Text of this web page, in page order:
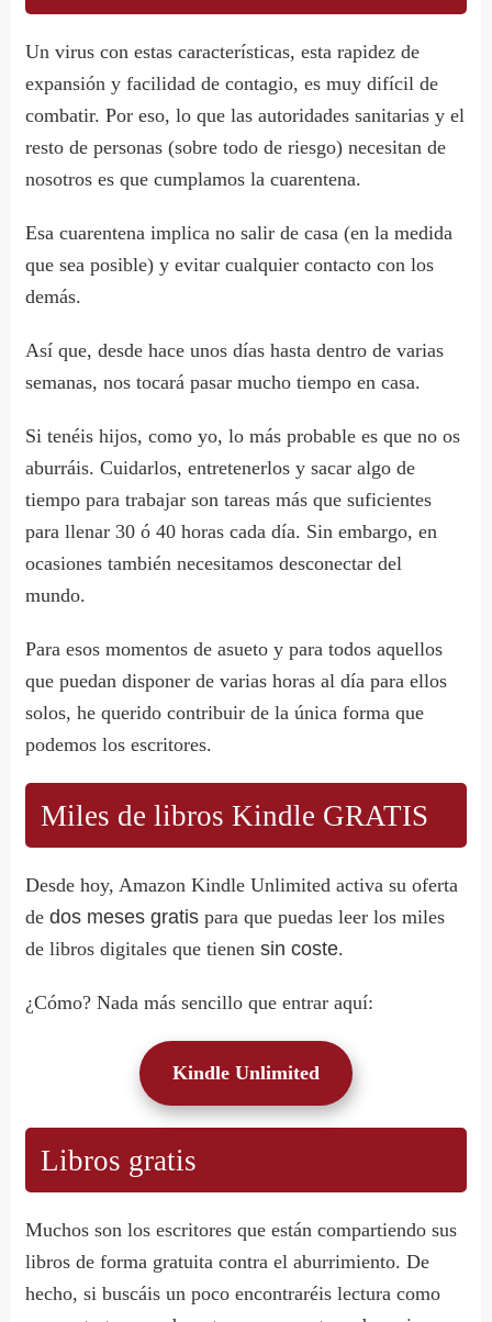
Un virus con estas características, esta rapidez de
expansión y facilidad de contagio, es muy difícil de
combatir. Por eso, lo que las autoridades sanitarias y el
resto de personas (sobre todo de riesgo) necesitan de
nosotros es que cumplamos la cuarentena.
Esa cuarentena implica no salir de casa (en la medida
que sea posible) y evitar cualquier contacto con los
demás.
Así que, desde hace unos días hasta dentro de varias
semanas, nos tocará pasar mucho tiempo en casa.
Si tenéis hijos, como yo, lo más probable es que no os
aburráis. Cuidarlos, entretenerlos y sacar algo de
tiempo para trabajar son tareas más que suficientes
para llenar 30 ó 40 horas cada día. Sin embargo, en
ocasiones también necesitamos desconectar del
mundo.
Para esos momentos de asueto y para todos aquellos
que puedan disponer de varias horas al día para ellos
solos, he querido contribuir de la única forma que
podemos los escritores.
Miles de libros Kindle GRATIS
Desde hoy, Amazon Kindle Unlimited activa su oferta
dedos meses gratis para que puedas leer los miles
de libros digitales que tienensin coste.
¿Cómo? Nada más sencillo que entrar aquí:
Kindle Unlimited
Libros gratis
Muchos son los escritores que están compartiendo sus
libros de forma gratuita contra el aburrimiento. De
hecho, si buscáis un poco encontraréis lectura como